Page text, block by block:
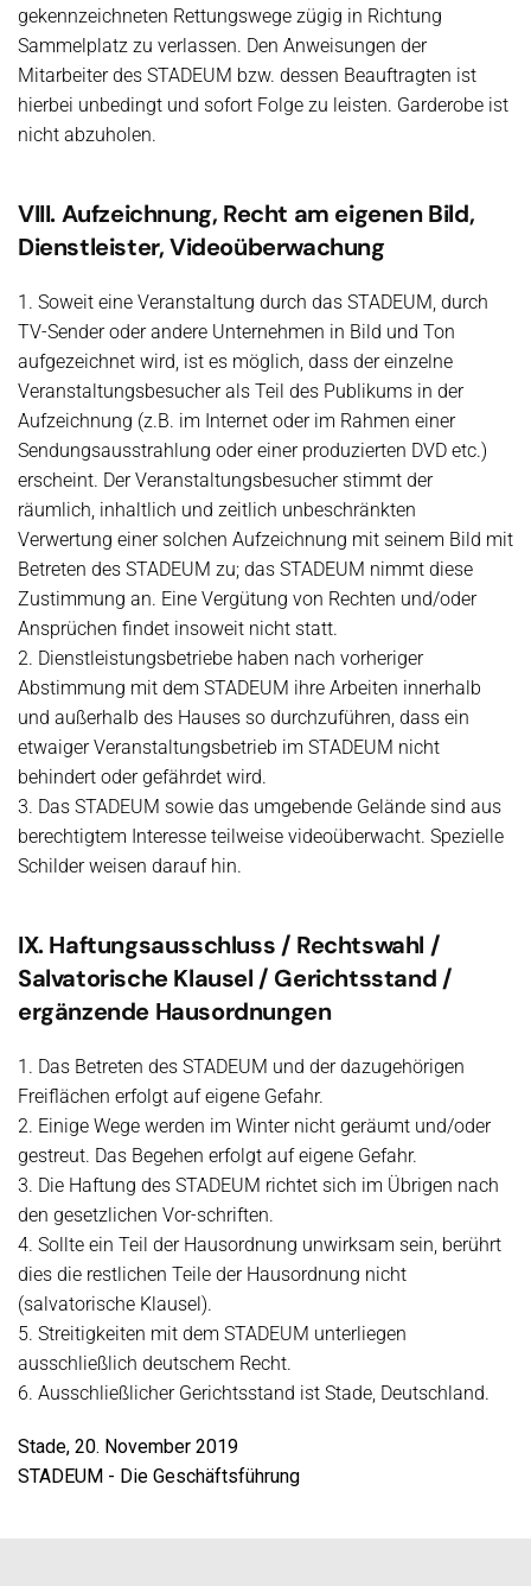
gekennzeichneten Rettungswege zügig in Richtung
Sammelplatz zu verlassen. Den Anweisungen der
Mitarbeiter des STADEUM bzw. dessen Beauftragten ist
hierbei unbedingt und sofort Folge zu leisten. Garderobe ist
nicht abzuholen.
VIII. Aufzeichnung, Recht am eigenen Bild,
Dienstleister, Videoüberwachung
1. Soweit eine Veranstaltung durch das STADEUM, durch
TV-Sender oder andere Unternehmen in Bild und Ton
aufgezeichnet wird, ist es möglich, dass der einzelne
Veranstaltungsbesucher als Teil des Publikums in der
Aufzeichnung (z.B. im Internet oder im Rahmen einer
Sendungsausstrahlung oder einer produzierten DVD etc.)
erscheint. Der Veranstaltungsbesucher stimmt der
räumlich, inhaltlich und zeitlich unbeschränkten
Verwertung einer solchen Aufzeichnung mit seinem Bild mit
Betreten des STADEUM zu; das STADEUM nimmt diese
Zustimmung an. Eine Vergütung von Rechten und/oder
Ansprüchen findet insoweit nicht statt.
2. Dienstleistungsbetriebe haben nach vorheriger
Abstimmung mit dem STADEUM ihre Arbeiten innerhalb
und außerhalb des Hauses so durchzuführen, dass ein
etwaiger Veranstaltungsbetrieb im STADEUM nicht
behindert oder gefährdet wird.
3. Das STADEUM sowie das umgebende Gelände sind aus
berechtigtem Interesse teilweise videoüberwacht. Spezielle
Schilder weisen darauf hin.
IX. Haftungsausschluss / Rechtswahl /
Salvatorische Klausel / Gerichtsstand /
ergänzende Hausordnungen
1. Das Betreten des STADEUM und der dazugehörigen
Freiflächen erfolgt auf eigene Gefahr.
2. Einige Wege werden im Winter nicht geräumt und/oder
gestreut. Das Begehen erfolgt auf eigene Gefahr.
3. Die Haftung des STADEUM richtet sich im Übrigen nach
den gesetzlichen Vor-schriften.
4. Sollte ein Teil der Hausordnung unwirksam sein, berührt
dies die restlichen Teile der Hausordnung nicht
(salvatorische Klausel).
5. Streitigkeiten mit dem STADEUM unterliegen
ausschließlich deutschem Recht.
6. Ausschließlicher Gerichtsstand ist Stade, Deutschland.
Stade, 20. November 2019
STADEUM - Die Geschäftsführung